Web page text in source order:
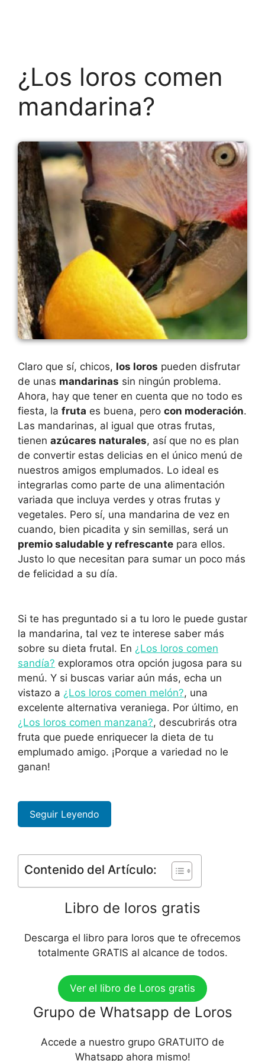
¿Los loros comen
mandarina?
Claro que sí, chicos, los loros pueden disfrutar
de unas mandarinas sin ningún problema.
Ahora, hay que tener en cuenta que no todo es
fiesta, la fruta es buena, pero con moderación.
Las mandarinas, al igual que otras frutas,
tienen azúcares naturales, así que no es plan
de convertir estas delicias en el único menú de
nuestros amigos emplumados. Lo ideal es
integrarlas como parte de una alimentación
variada que incluya verdes y otras frutas y
vegetales. Pero sí, una mandarina de vez en
cuando, bien picadita y sin semillas, será un
premio saludable y refrescante para ellos.
Justo lo que necesitan para sumar un poco más
de felicidad a su día.
Si te has preguntado si a tu loro le puede gustar
la mandarina, tal vez te interese saber más
sobre su dieta frutal. En ¿Los loros comen
sandía? exploramos otra opción jugosa para su
menú. Y si buscas variar aún más, echa un
vistazo a ¿Los loros comen melón?, una
excelente alternativa veraniega. Por último, en
¿Los loros comen manzana?, descubrirás otra
fruta que puede enriquecer la dieta de tu
emplumado amigo. ¡Porque a variedad no le
ganan!
Seguir Leyendo
Contenido del Artículo:
Libro de loros gratis
Descarga el libro para loros que te ofrecemos
totalmente GRATIS al alcance de todos.
Ver el libro de Loros gratis
Grupo de Whatsapp de Loros
Accede a nuestro grupo GRATUITO de
Whatsapp ahora mismo!